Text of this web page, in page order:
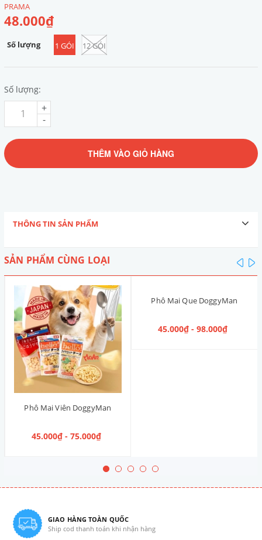
PRAMA
48.000₫
Số lượng 1 GÓI 12 GÓI
Số lượng:
-
+
THÊM VÀO GIỎ HÀNG
THÔNG TIN SẢN PHẨM
SẢN PHẨM CÙNG LOẠI
Phô Mai Viên DoggyMan
45.000₫ - 75.000₫
Phô Mai Que DoggyMan
45.000₫ - 98.000₫
GIAO HÀNG TOÀN QUỐC
Ship cod thanh toán khi nhận hàng